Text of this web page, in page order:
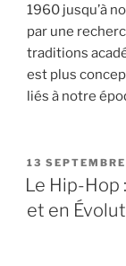
1960 jusqu’à
par une
traditions
est plus
liés à notre
PUBLIÉ
LE
13
Le Hip-Hop
et en